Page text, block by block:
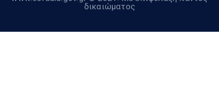
δικαιώματος